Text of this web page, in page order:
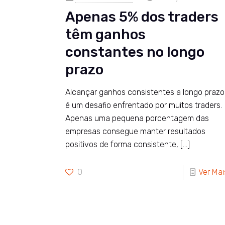
Apenas 5% dos traders
têm ganhos
constantes no longo
prazo
Alcançar ganhos consistentes a longo prazo
é um desafio enfrentado por muitos traders.
Apenas uma pequena porcentagem das
empresas consegue manter resultados
positivos de forma consistente, […]
0 Ver